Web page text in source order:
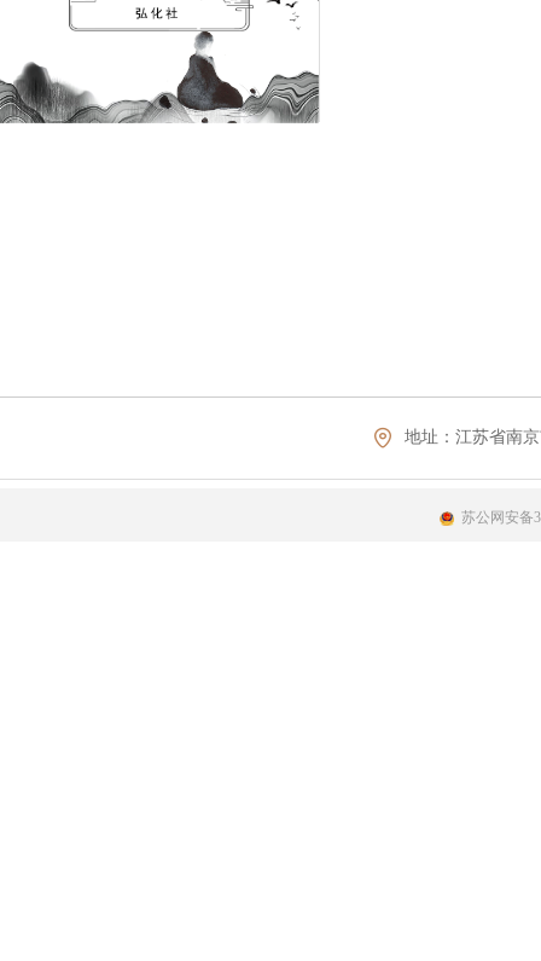
地址： 江苏省南
苏公网安备